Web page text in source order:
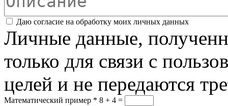
Соглашение*
Даю согласие на обработку моих личных данных
Личные данные,
только для связи с
целей и не передаются
Математический пример * 8 + 4 =